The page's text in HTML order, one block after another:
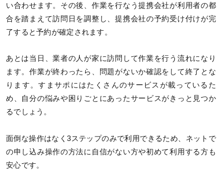
い合わせます。その後、作業を行なう提携会社が利用者の都
合を踏まえて訪問日を調整し、提携会社の予約受け付けが完
了すると予約が確定されます。
あとは当日、業者の人が家に訪問して作業を行う流れになり
ます。作業が終わったら、問題がないか確認をして終了とな
ります。すまサポにはたくさんのサービスが載っているた
め、自分の悩みや困りごとにあったサービスがきっと見つか
るでしょう。
面倒な操作はなく3ステップのみで利用できるため、ネットで
の申し込み操作の方法に自信がない方や初めて利用する方も
安心です。